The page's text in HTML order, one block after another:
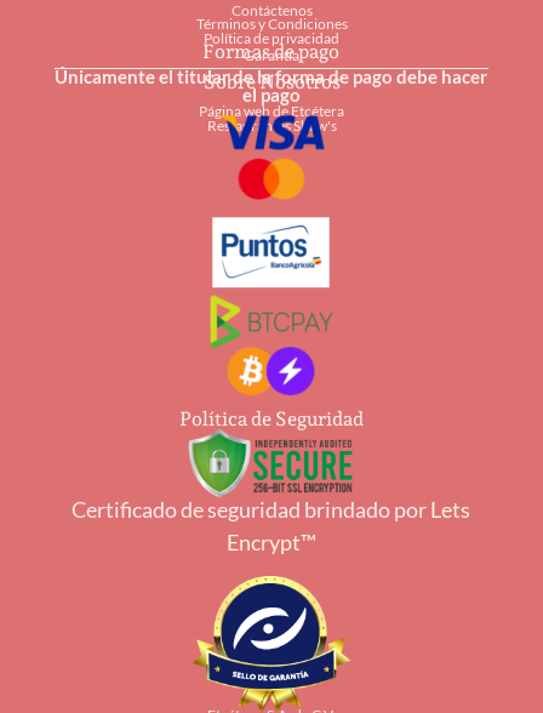
Contáctenos
Términos y Condiciones
Política de privacidad
Garantía
Sobre Nosotros
Página web de Etcétera
Restaurantes Shaw's
Formas de pago
Únicamente el titular de la forma de pago debe hacer
el pago
Política de Seguridad
Certificado de seguridad brindado porLets
Encrypt™